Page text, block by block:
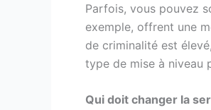
Parfois, vous pouvez
exemple, offrent une
de criminalité est
type de mise à niveau
Qui doit changer la